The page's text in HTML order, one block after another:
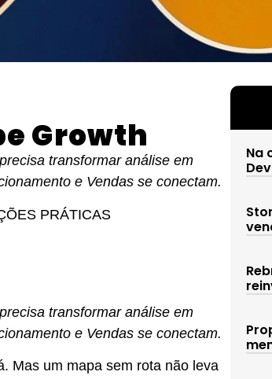
Growth
transformar análise em
e Vendas se conectam.
PRÁTICAS
transformar análise em
e Vendas se conectam.
Mas um mapa sem rota não leva
Na